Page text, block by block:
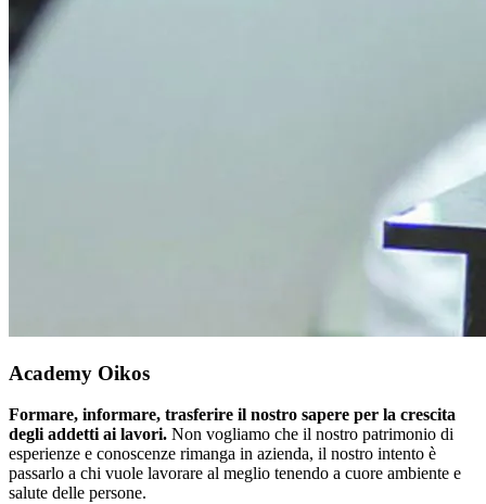
Academy Oikos
Formare, informare, trasferire il nostro sapere per la crescita
degli addetti ai lavori. Non vogliamo che il nostro patrimonio di
esperienze e conoscenze rimanga in azienda, il nostro intento è
passarlo a chi vuole lavorare al meglio tenendo a cuore ambiente e
salute delle persone.